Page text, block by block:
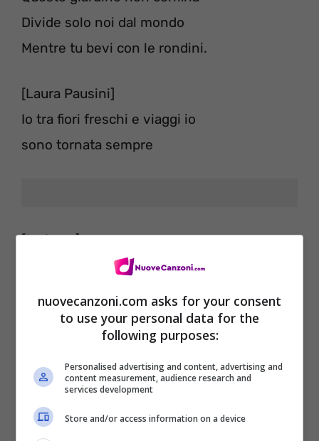
Divide solo noi dal mondo
Mentre tu bevi con le rondini.
[Laura Pausini]
Io tra fiori freschi e viaggi io
sono tornata sempre
[Insieme]
fortunatamente in tempo
[Biagio Antonacci]
inconsapevole mi dai
[Insieme]
nuovecanzoni.com asks for your consent
to use your personal data for the
following purposes:
Personalised advertising and content, advertising and
content measurement, audience research and
services development
Store and/or access information on a device